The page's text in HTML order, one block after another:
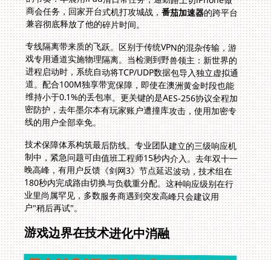
商会任务，回家开台式机打攻城战，番茄加速器的跨平台
兼容彻底释放了他的碎片时间。
专线隔离带来质的飞跃。区别于传统VPN的混杂传输，游
戏专用通道实施物理隔离。当检测到野兽领主：新世界的
进程启动时，系统自动将TCP/UDP数据包导入独立虚拟通
道。配合100M独享带宽保障，即使在澳洲黄金时段也能
维持小于0.1%的丢包率。更关键的是AES-256协议全程加
密防护，去年墨尔本有玩家账户遭撞库攻击，使用加密专
线的用户全部幸免。
技术保障体系构筑最后防线。专业团队建立的三级响应机
制中，紧急问题可由值班工程师15秒内介入。去年双十一
晚高峰，有用户反馈《剑网3》节点延迟波动，技术组在
180秒内完成路由切换与负载重分配。这种响应级别在行
业里尚属罕见，多数服务商遇到突发高峰只会建议用
户"稍后再试"。
游戏边界在技术进化中消融